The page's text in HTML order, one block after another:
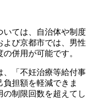
いては、自治体や制度
よび京都市では、男性
の併用が可能です。
、「不妊治療等給付事
担額を軽減できま
制限回数を超えてし